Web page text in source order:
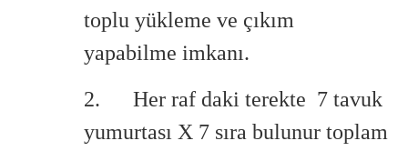
toplu yükleme ve çıkım
yapabilme imkanı.
2. Her raf daki terekte 7 tavuk
yumurtası X 7 sıra bulunur toplam